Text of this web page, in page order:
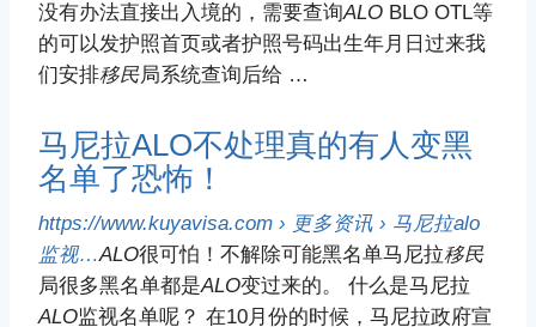
没有办法直接出入境的，需要查询ALO BLO OTL等
的可以发护照首页或者护照号码出生年月日过来我
们安排移民局系统查询后给 …
马尼拉ALO不处理真的有人变黑
名单了恐怖！
https://www.kuyavisa.com › 更多资讯 › 马尼拉alo
监视…ALO很可怕！不解除可能黑名单马尼拉移民
局很多黑名单都是ALO变过来的。 什么是马尼拉
ALO监视名单呢？ 在10月份的时候，马尼拉政府宣